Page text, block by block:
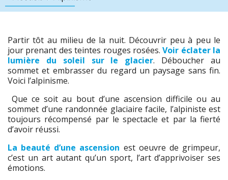
Partir tôt au milieu de la nuit. Découvrir peu à peu le
jour prenant des teintes rouges rosées.Voir éclater la
lumière du soleil sur le glacier. Déboucher au
sommet et embrasser du regard un paysage sans fin.
Voici l’alpinisme.
Que ce soit au bout d’une ascension difficile ou au
sommet d’une randonnée glaciaire facile, l’alpiniste est
toujours récompensé par le spectacle et par la fierté
d’avoir réussi.
La beauté d’une ascension est oeuvre de grimpeur,
c’est un art autant qu’un sport, l’art d’apprivoiser ses
émotions.